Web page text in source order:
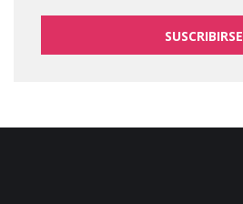
SUSCRIBIRSE